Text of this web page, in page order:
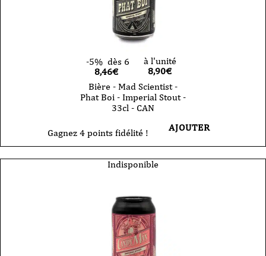
-5% dès 6
8,46€
à l'unité
8,90€
Bière - Mad Scientist -
Phat Boi - Imperial Stout -
33cl - CAN
Gagnez 4 points fidélité ! AJOUTER
Indisponible